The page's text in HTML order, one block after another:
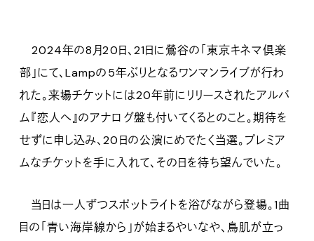
2024年の8月20日、21日に鶯谷の「東京キネマ倶楽
部」にて、Lampの5年ぶりとなるワンマンライブが行わ
れた。来場チケットには20年前にリリースされたアルバ
ム『恋人へ』のアナログ盤も付いてくるとのこと。期待を
せずに申し込み、20日の公演にめでたく当選。プレミア
ムなチケットを手に入れて、その日を待ち望んでいた。
当日は一人ずつスポットライトを浴びながら登場。1曲
目の「青い海岸線から」が始まるやいなや、鳥肌が立っ